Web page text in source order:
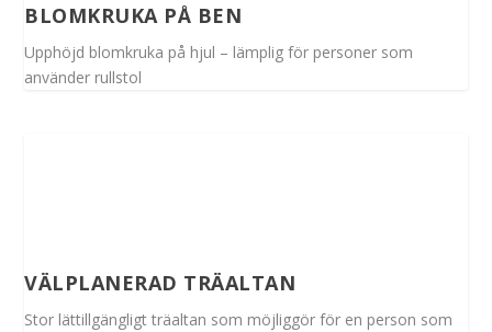
BLOMKRUKA PÅ BEN
Upphöjd blomkruka på hjul – lämplig för personer som
använder rullstol
VÄLPLANERAD TRÄALTAN
Stor lättillgängligt träaltan som möjliggör för en person som